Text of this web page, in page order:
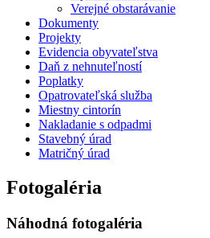
Verejné obstarávanie
Dokumenty
Projekty
Evidencia obyvateľstva
Daň z nehnuteľností
Poplatky
Opatrovateľská služba
Miestny cintorín
Nakladanie s odpadmi
Stavebný úrad
Matričný úrad
Fotogaléria
Náhodná fotogaléria